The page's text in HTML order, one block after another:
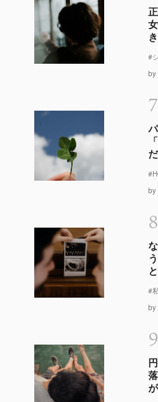
#
by
7
by
8
#
by
9